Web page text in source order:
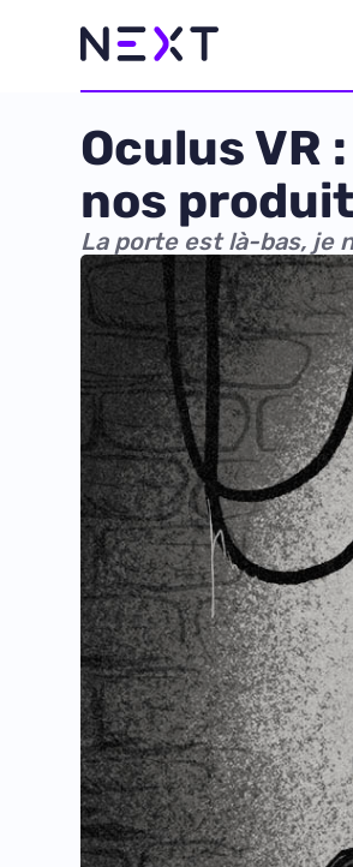
Oculus VR
nos
La porte est là-bas, je